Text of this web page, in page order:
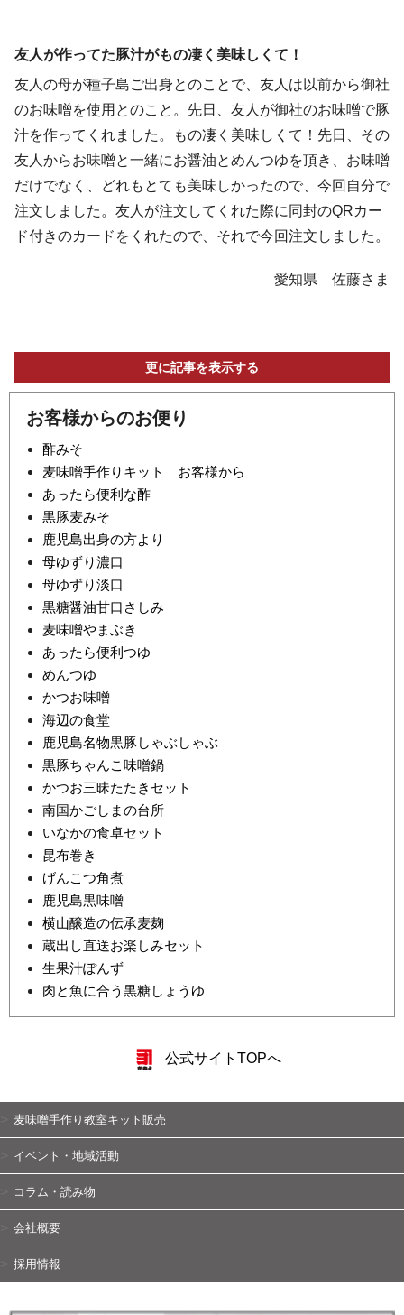
友人が作ってた豚汁がもの凄く美味しくて！
友人の母が種子島ご出身とのことで、友人は以前から御社
のお味噌を使用とのこと。先日、友人が御社のお味噌で豚
汁を作ってくれました。もの凄く美味しくて！先日、その
友人からお味噌と一緒にお醤油とめんつゆを頂き、お味噌
だけでなく、どれもとても美味しかったので、今回自分で
注文しました。友人が注文してくれた際に同封のQRカー
ド付きのカードをくれたので、それで今回注文しました。
愛知県 佐藤さま
更に記事を表示する
お客様からのお便り
酢みそ
麦味噌手作りキット お客様から
あったら便利な酢
黒豚麦みそ
鹿児島出身の方より
母ゆずり濃口
母ゆずり淡口
黒糖醤油甘口さしみ
麦味噌やまぶき
あったら便利つゆ
めんつゆ
かつお味噌
海辺の食堂
鹿児島名物黒豚しゃぶしゃぶ
黒豚ちゃんこ味噌鍋
かつお三昧たたきセット
南国かごしまの台所
いなかの食卓セット
昆布巻き
げんこつ角煮
鹿児島黒味噌
横山醸造の伝承麦麹
蔵出し直送お楽しみセット
生果汁ぽんず
肉と魚に合う黒糖しょうゆ
公式サイトTOPへ
麦味噌手作り教室キット販売
イベント・地域活動
コラム・読み物
会社概要
採用情報